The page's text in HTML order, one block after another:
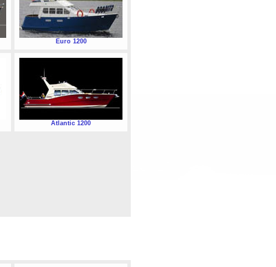
Euro 1200
Atlantic 1200